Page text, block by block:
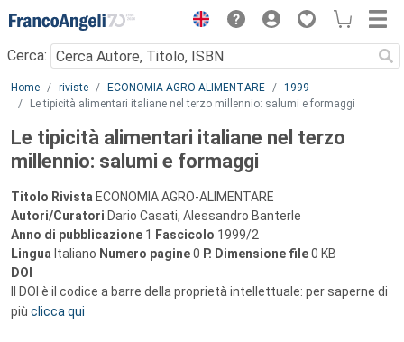
Menu
Cerca:
Main content
Home riviste ECONOMIA AGRO-ALIMENTARE
1999
Le tipicità alimentari italiane nel terzo millennio: salumi e formaggi
Le tipicità alimentari italiane nel terzo
millennio: salumi e formaggi
Titolo Rivista ECONOMIA AGRO-ALIMENTARE
Autori/Curatori Dario Casati, Alessandro Banterle
Anno di pubblicazione 1 Fascicolo 1999/2
Lingua Italiano Numero pagine0 P. Dimensione file0 KB
DOI
Il DOI è il codice a barre della proprietà intellettuale: per saperne di
più clicca qui